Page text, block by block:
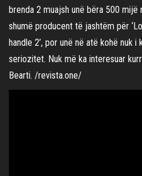
brenda 2 muajsh unë bëra 500 mijë
shumë producent të jashtëm për
handle 2’, por unë në atë kohë nuk
seriozitet. Nuk më ka interesuar
Bearti. /revista.one/